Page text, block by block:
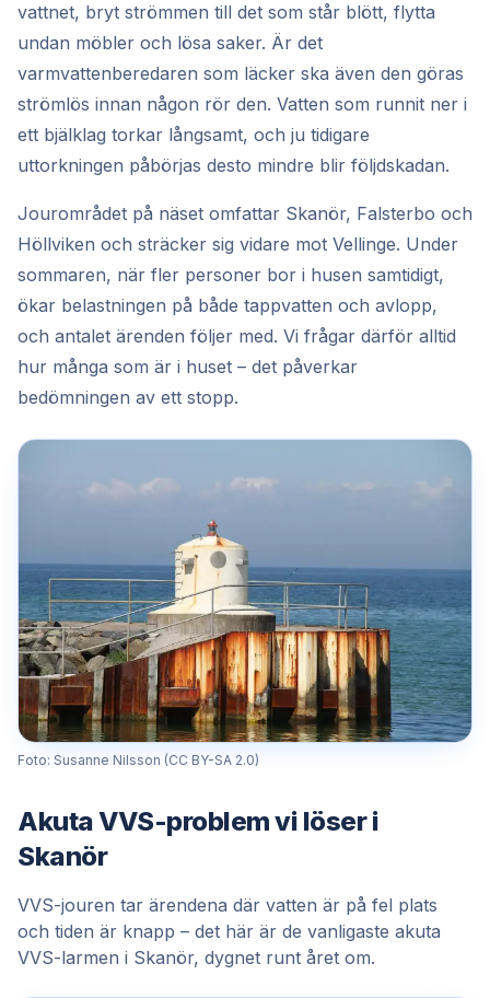
vattnet, bryt strömmen till det som står blött, flytta
undan möbler och lösa saker. Är det
varmvattenberedaren som läcker ska även den göras
strömlös innan någon rör den. Vatten som runnit ner i
ett bjälklag torkar långsamt, och ju tidigare
uttorkningen påbörjas desto mindre blir följdskadan.
Jourområdet på näset omfattar Skanör, Falsterbo och
Höllviken och sträcker sig vidare mot Vellinge. Under
sommaren, när fler personer bor i husen samtidigt,
ökar belastningen på både tappvatten och avlopp,
och antalet ärenden följer med. Vi frågar därför alltid
hur många som är i huset – det påverkar
bedömningen av ett stopp.
Foto: Susanne Nilsson (CC BY-SA 2.0)
Akuta VVS-problem vi löser i
Skanör
VVS-jouren tar ärendena där vatten är på fel plats
och tiden är knapp – det här är de vanligaste akuta
VVS-larmen i Skanör, dygnet runt året om.